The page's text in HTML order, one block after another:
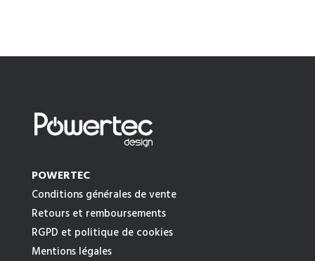
POWERTEC
Conditions générales de vente
Retours et remboursements
RGPD et politique de cookies
Mentions légales